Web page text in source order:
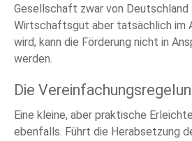
Gesellschaft zwar von
Wirtschaftsgut aber tatsächlich im
wird, kann die Förderung nicht in
werden.
Die
Eine kleine, aber praktische
ebenfalls. Führt die Herabsetzung